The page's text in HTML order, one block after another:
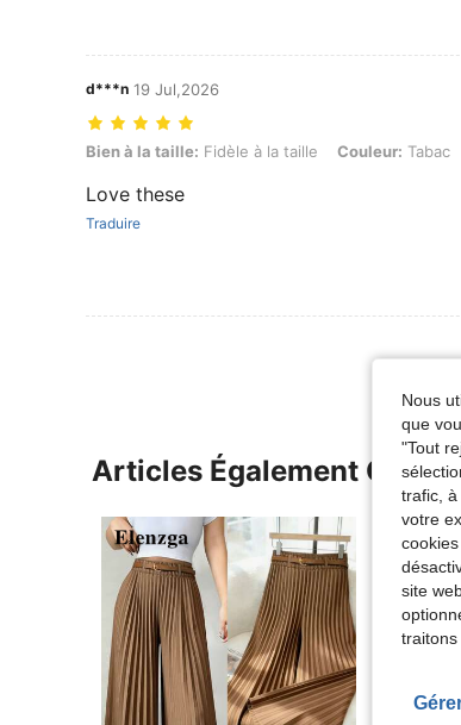
d***n 19 Jul,2026
Bien à la taille: Fidèle à la taille, Couleur: Tabac, Taille: L
Bien à la taille: Fidèle à la taille Couleur: Tabac
Love these
Traduire
Articles Également
Nous
que
"Tout
trafic,
votre
site
traitons